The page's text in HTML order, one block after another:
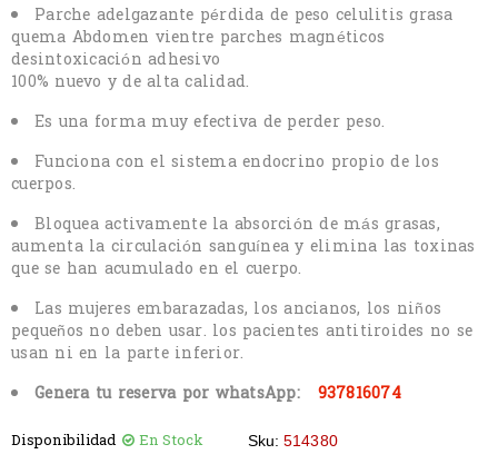
Parche adelgazante pérdida de peso celulitis grasa
quema Abdomen vientre parches magnéticos
desintoxicación adhesivo
100% nuevo y de alta calidad.
Es una forma muy efectiva de perder peso.
Funciona con el sistema endocrino propio de los
cuerpos.
Bloquea activamente la absorción de más grasas,
aumenta la circulación sanguínea y elimina las toxinas
que se han acumulado en el cuerpo.
Las mujeres embarazadas, los ancianos, los niños
pequeños no deben usar. los pacientes antitiroides no se
usan ni en la parte inferior.
Genera tu reserva por whatsApp: 937816074
Disponibilidad En Stock Sku: 514380